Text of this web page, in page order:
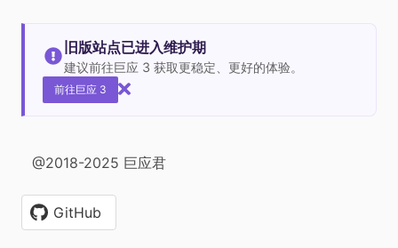
旧版站点已进入维护期
建议前往巨应 3 获取更稳定、更好的体验。
前往巨应 3
@2018-2025 巨应君
GitHub